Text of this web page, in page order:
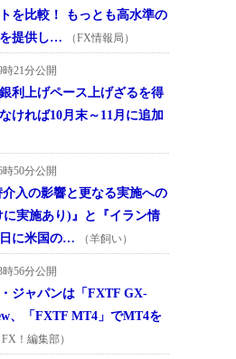
を比較！ もっとも高水準の
提供し…
（FX情報局）
時21分公開
利上げペース上げざるを得
ければ10月末～11月に追加
時50分公開
入の影響と更なる実施への
実施あり)』と『イラン情
に米国の…
（羊飼い）
時56分公開
ジャパンは「FXTF GX-
、「FXTF MT4」でMT4を
FX！編集部）